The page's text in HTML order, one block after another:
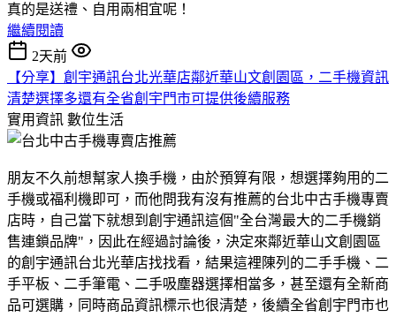
真的是送禮、自用兩相宜呢！
繼續閱讀
2天前
【分享】創宇通訊台北光華店鄰近華山文創園區，二手機資訊
清楚選擇多還有全省創宇門市可提供後續服務
實用資訊 數位生活
朋友不久前想幫家人換手機，由於預算有限，想選擇夠用的二
手機或福利機即可，而他問我有沒有推薦的台北中古手機專賣
店時，自己當下就想到創宇通訊這個"全台灣最大的二手機銷
售連鎖品牌"，因此在經過討論後，決定來鄰近華山文創園區
的創宇通訊台北光華店找找看，結果這裡陳列的二手手機、二
手平板、二手筆電、二手吸塵器選擇相當多，甚至還有全新商
品可選購，同時商品資訊標示也很清楚，後續全省創宇門市也